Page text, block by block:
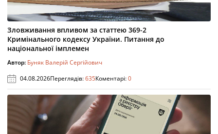
Зловживання впливом за статтею 369-2
Кримінального кодексу України. Питання до
національної імплемен
Автор: Буняк Валерій Сергійович
04.08.2026Переглядів:635Коментарі:0